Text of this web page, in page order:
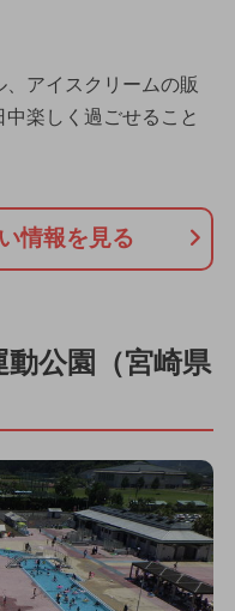
アイスクリームの販
楽しく過ごせること
情報を見る
動公園（宮崎県